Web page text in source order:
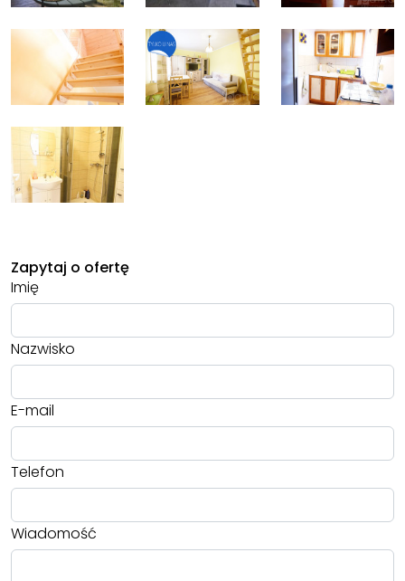
Zapytaj o ofertę
Imię
Nazwisko
E-mail
Telefon
Wiadomość